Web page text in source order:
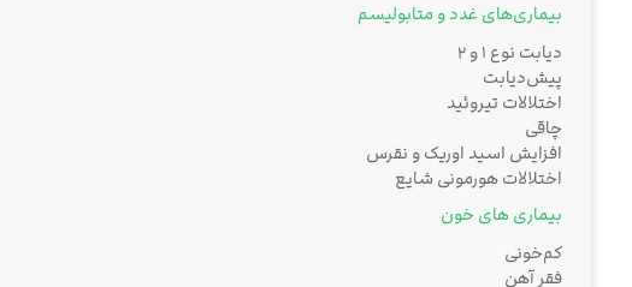
بیماری‌های غدد و متابولیسم
دیابت نوع ۱ و ۲
پیش‌دیابت
اختلالات تیروئید
چاقی
افزایش اسید اوریک و نقرس
اختلالات هورمونی شایع
بیماری های خون
کم‌خونی
فقر آهن